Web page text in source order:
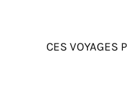
CES VOYAGES